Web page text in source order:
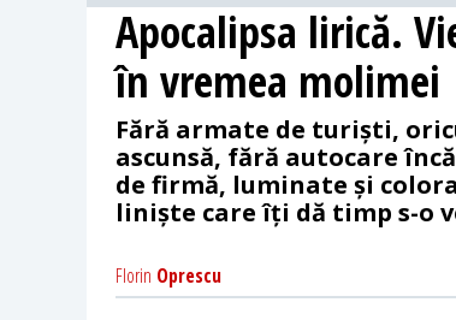
Apocalipsa lirică.
în vremea molimei
Fără armate de turiști,
ascunsă, fără autocare
de firmă, luminate și
liniște care îți dă timp s-o
Florin Oprescu